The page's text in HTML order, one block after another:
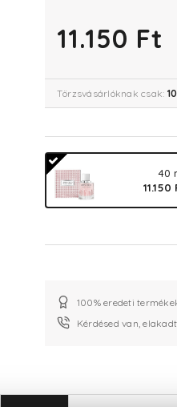
11.150 Ft
Törzsvásárlóknak csak:
40
11.150
100% eredeti
Kérdésed van,